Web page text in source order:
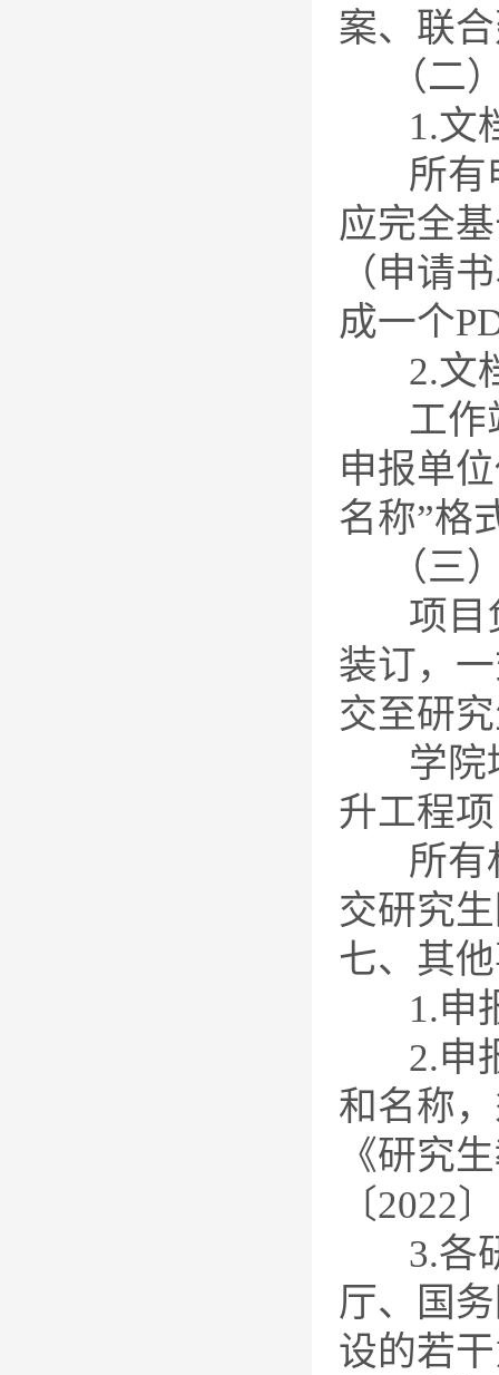
案、联
（二
1.文
所有申
应完全
（申请
成一个
2.文
工作站
申报单
名称”格
（三
项目负
装订，
交至研
学院填
升工程
所有材
交研究
七、其
1.申报
2.申报
和名称
《研究
〔2022
3.各研
厅、国
设的若